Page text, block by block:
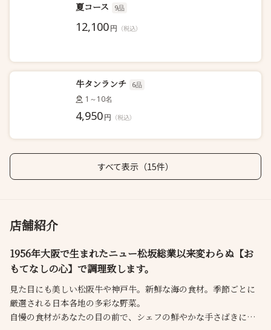
夏コース 9品
12,100円 （税込）
牛タンランチ 6品
1～10名
4,950円 （税込）
すべて表示（15件）
店舗紹介
1956年大阪で生まれたニュー松坂総業以来変わらぬ【お
もてなしの心】で調理致します。
見た目にも美しい松阪牛や神戸牛。新鮮な海の食材。季節ごとに
厳選される日本各地の多彩な野菜。
自慢の食材があなたの目の前で、シェフの鮮やかな手さばきによ